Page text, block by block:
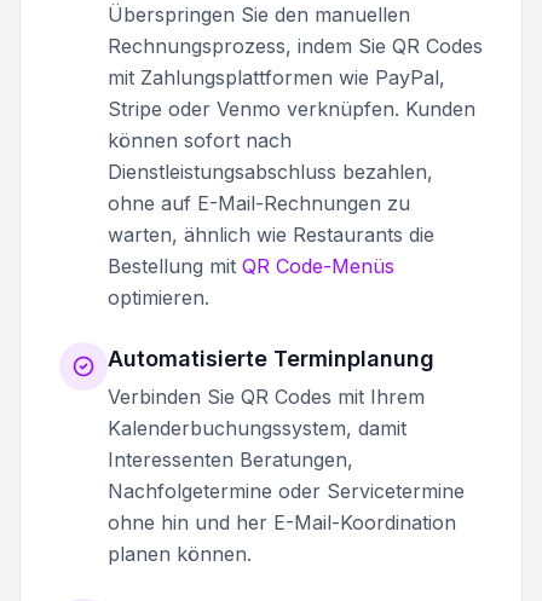
Überspringen Sie den manuellen
Rechnungsprozess, indem Sie QR Codes
mit Zahlungsplattformen wie PayPal,
Stripe oder Venmo verknüpfen. Kunden
können sofort nach
Dienstleistungsabschluss bezahlen,
ohne auf E-Mail-Rechnungen zu
warten, ähnlich wie Restaurants die
Bestellung mit QR Code-Menüs
optimieren.
Automatisierte Terminplanung
Verbinden Sie QR Codes mit Ihrem
Kalenderbuchungssystem, damit
Interessenten Beratungen,
Nachfolgetermine oder Servicetermine
ohne hin und her E-Mail-Koordination
planen können.